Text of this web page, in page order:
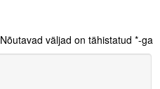
Nõutavad väljad on tähistatud *-ga